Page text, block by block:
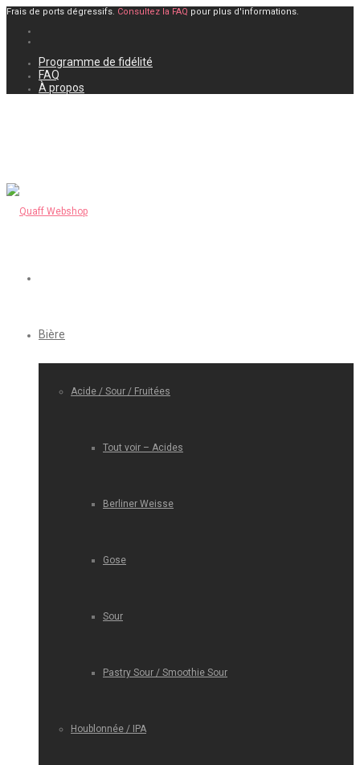
Frais de ports dégressifs. Consultez la FAQ pour plus d'informations.
Programme de fidélité
FAQ
À propos
Bière
Acide / Sour / Fruitées
Tout voir – Acides
Berliner Weisse
Gose
Sour
Pastry Sour / Smoothie Sour
Houblonnée / IPA